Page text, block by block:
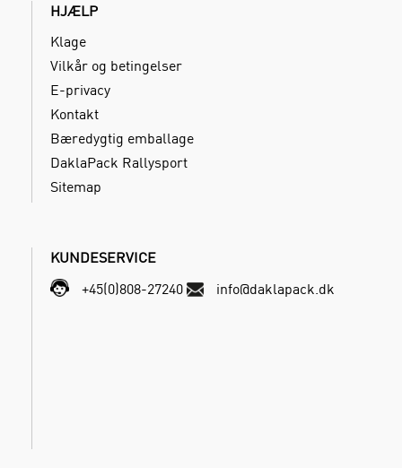
HJÆLP
Klage
Vilkår og betingelser
E-privacy
Kontakt
Bæredygtig emballage
DaklaPack Rallysport
Sitemap
KUNDESERVICE
+45(0)808-27240
info@daklapack.dk